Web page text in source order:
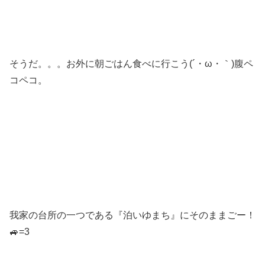
そうだ。。。お外に朝ごはん食べに行こう(´・ω・｀)腹ペ
コペコ。
我家の台所の一つである『泊いゆまち』にそのままごー！
🚙=3